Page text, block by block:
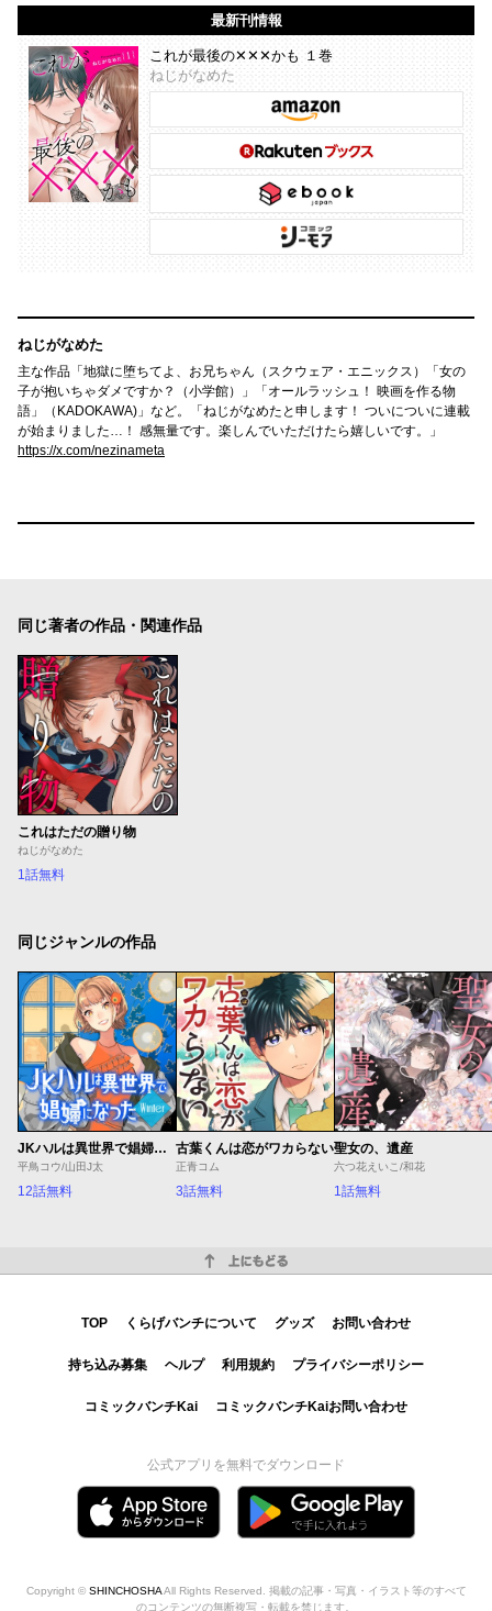
最新刊情報
これが最後の✕✕✕かも １巻
ねじがなめた
ねじがなめた
主な作品「地獄に堕ちてよ、お兄ちゃん（スクウェア・エニックス）「女の
子が抱いちゃダメですか？（小学館）」「オールラッシュ！ 映画を作る物
語」（KADOKAWA)」など。「ねじがなめたと申します！ ついについに連載
が始まりました…！ 感無量です。楽しんでいただけたら嬉しいです。」
https://x.com/nezinameta
同じ著者の作品・関連作品
これはただの贈り物
ねじがなめた
1話無料
同じジャンルの作品
JKハルは異世界で娼婦になった Winter
平鳥コウ/山田J太
12話無料
古葉くんは恋がワカらない
正青コム
3話無料
聖女の、遺産
六つ花えいこ/和花
1話無料
TOP くらげバンチについて グッズ お問い合わせ
持ち込み募集 ヘルプ 利用規約 プライバシーポリシー
コミックバンチKai コミックバンチKaiお問い合わせ
公式アプリを無料でダウンロード
Copyright © SHINCHOSHAAll Rights Reserved. 掲載の記事・写真・イラスト等のすべて
のコンテンツの無断複写・転載を禁じます。